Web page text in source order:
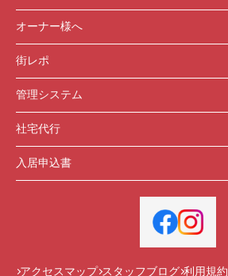
オーナー様へ
街レポ
管理システム
社宅代行
入居申込書
アクセスマップ スタッフブログ 利用規約